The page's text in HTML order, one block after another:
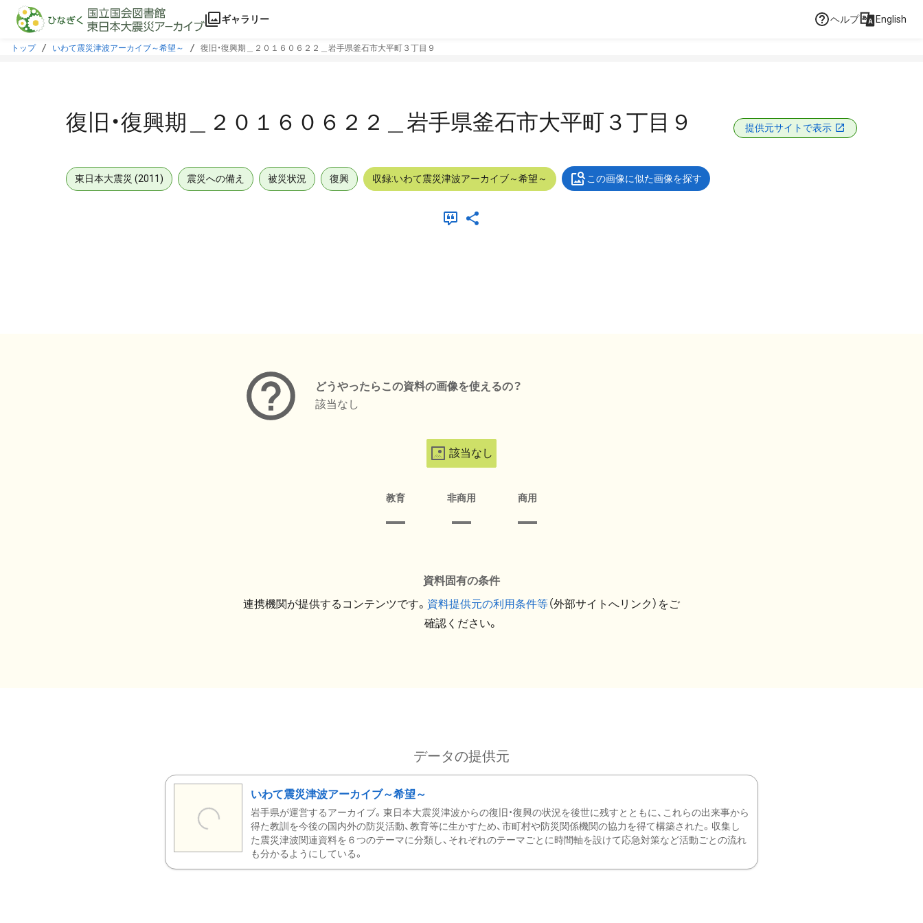
本文に飛ぶ
ギャラリー ヘルプ English
トップ いわて震災津波アーカイブ～希望～ 復旧・復興期＿２０１６０６２２＿岩手県釜石市大平町３丁目９
復旧・復興期＿２０１６０６２２＿岩手県釜石市大平町３丁目９ 提供元サイトで表示
東日本大震災 (2011) 震災への備え 被災状況 復興 収録:いわて震災津波アーカイブ～希望～ この画像に似た画像を探す
どうやったらこの資料の画像を使えるの？
該当なし
該当なし
教育 非商用 商用
資料固有の条件
連携機関が提供するコンテンツです。 資料提供元の利用条件等（外部サイトへリンク）をご
確認ください。
データの提供元
いわて震災津波アーカイブ～希望～
岩手県が運営するアーカイブ。東日本大震災津波からの復旧・復興の状況を後世に残すとともに、これらの出来事から
得た教訓を今後の国内外の防災活動、教育等に生かすため、市町村や防災関係機関の協力を得て構築された。収集し
た震災津波関連資料を６つのテーマに分類し、それぞれのテーマごとに時間軸を設けて応急対策など活動ごとの流れ
も分かるようにしている。